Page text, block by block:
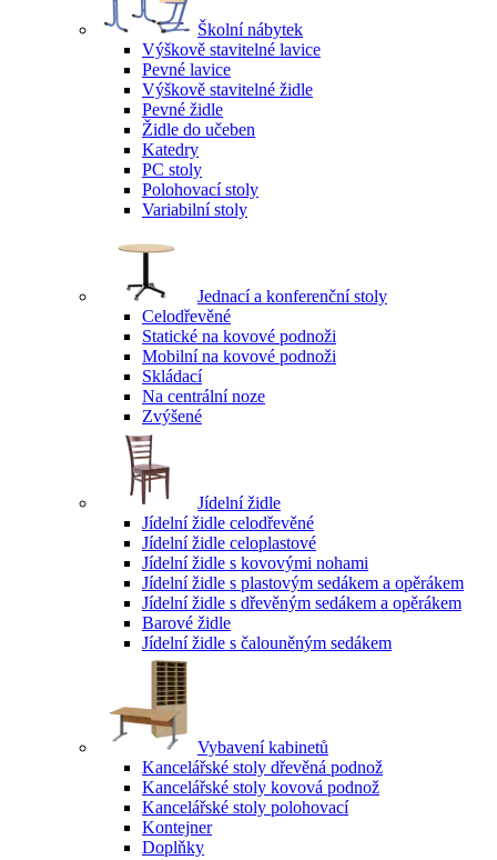
Školní nábytek
Výškově stavitelné lavice
Pevné lavice
Výškově stavitelné židle
Pevné židle
Židle do učeben
Katedry
PC stoly
Polohovací stoly
Variabilní stoly
Jednací a konferenční stoly
Celodřevěné
Statické na kovové podnoži
Mobilní na kovové podnoži
Skládací
Na centrální noze
Zvýšené
Jídelní židle
Jídelní židle celodřevěné
Jídelní židle celoplastové
Jídelní židle s kovovými nohami
Jídelní židle s plastovým sedákem a opěrákem
Jídelní židle s dřevěným sedákem a opěrákem
Barové židle
Jídelní židle s čalouněným sedákem
Vybavení kabinetů
Kancelářské stoly dřevěná podnož
Kancelářské stoly kovová podnož
Kancelářské stoly polohovací
Kontejner
Doplňky